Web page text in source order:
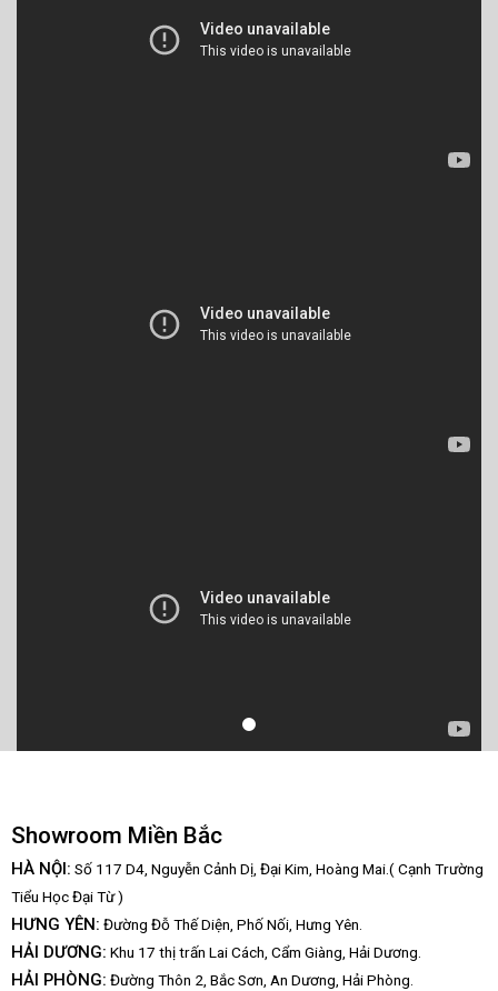
Showroom Miền Bắc
HÀ NỘI: Số 117 D4, Nguyễn Cảnh Dị, Đại Kim, Hoàng Mai.( Cạnh Trường
Tiểu Học Đại Từ )
HƯNG YÊN: Đường Đỗ Thế Diện, Phố Nối, Hưng Yên.
HẢI DƯƠNG: Khu 17 thị trấn Lai Cách, Cẩm Giàng, Hải Dương.
HẢI PHÒNG: Đường Thôn 2, Bắc Sơn, An Dương, Hải Phòng.